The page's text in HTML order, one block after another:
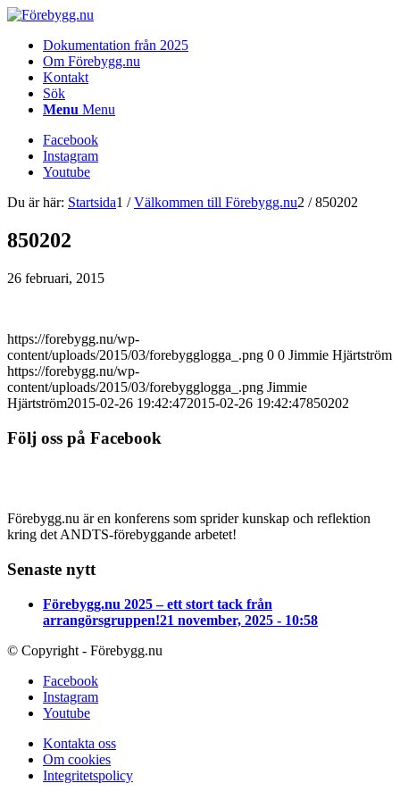
Dokumentation från 2025
Om Förebygg.nu
Kontakt
Sök
Menu Menu
Facebook
Instagram
Youtube
Du är här: Startsida1 / Välkommen till Förebygg.nu2 / 850202
850202
26 februari, 2015
https://forebygg.nu/wp-
content/uploads/2015/03/forebygglogga_.png 0 0 Jimmie Hjärtström
https://forebygg.nu/wp-
content/uploads/2015/03/forebygglogga_.png Jimmie
Hjärtström2015-02-26 19:42:472015-02-26 19:42:47850202
Följ oss på Facebook
Förebygg.nu är en konferens som sprider kunskap och reflektion
kring det ANDTS-förebyggande arbetet!
Senaste nytt
Förebygg.nu 2025 – ett stort tack från
arrangörsgruppen!21 november, 2025 - 10:58
© Copyright - Förebygg.nu
Facebook
Instagram
Youtube
Kontakta oss
Om cookies
Integritetspolicy